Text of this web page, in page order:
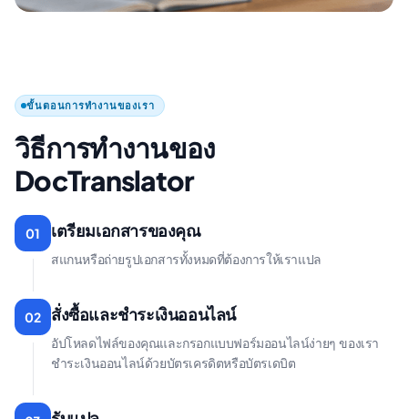
ขั้นตอนการทำงานของเรา
วิธีการทํางานของ
DocTranslator
01 เตรียมเอกสารของคุณ
สแกนหรือถ่ายรูปเอกสารทั้งหมดที่ต้องการให้เราแปล
02 สั่งซื้อและชําระเงินออนไลน์
อัปโหลดไฟล์ของคุณและกรอกแบบฟอร์มออนไลน์ง่ายๆ ของเรา
ชําระเงินออนไลน์ด้วยบัตรเครดิตหรือบัตรเดบิต